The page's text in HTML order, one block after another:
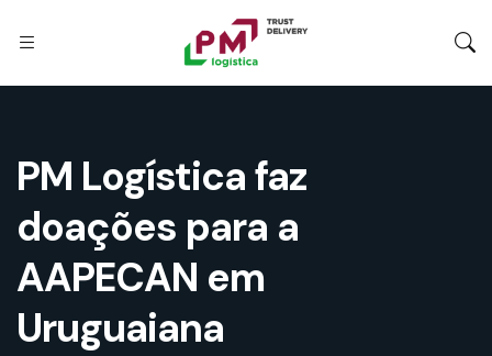
PM Logística faz
doações para a
AAPECAN em
Uruguaiana